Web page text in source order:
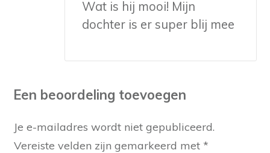
Wat is hij mooi! Mijn
dochter is er super blij mee
Een beoordeling toevoegen
Je e-mailadres wordt niet gepubliceerd.
Vereiste velden zijn gemarkeerd met *